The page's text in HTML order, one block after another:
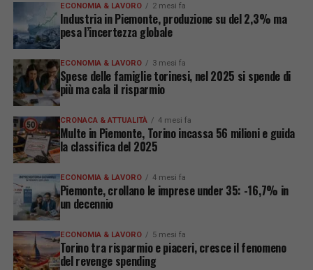
ECONOMIA & LAVORO 2 mesi fa
Industria in Piemonte, produzione su del 2,3% ma
pesa l’incertezza globale
ECONOMIA & LAVORO 3 mesi fa
Spese delle famiglie torinesi, nel 2025 si spende di
più ma cala il risparmio
CRONACA & ATTUALITÀ 4 mesi fa
Multe in Piemonte, Torino incassa 56 milioni e guida
la classifica del 2025
ECONOMIA & LAVORO 4 mesi fa
Piemonte, crollano le imprese under 35: -16,7% in
un decennio
ECONOMIA & LAVORO 5 mesi fa
Torino tra risparmio e piaceri, cresce il fenomeno
del revenge spending